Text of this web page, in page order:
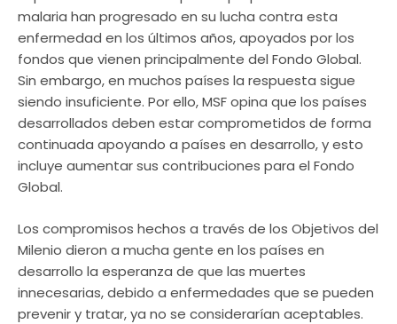
malaria han progresado en su lucha contra esta
enfermedad en los últimos años, apoyados por los
fondos que vienen principalmente del Fondo Global.
Sin embargo, en muchos países la respuesta sigue
siendo insuficiente. Por ello, MSF opina que los países
desarrollados deben estar comprometidos de forma
continuada apoyando a países en desarrollo, y esto
incluye aumentar sus contribuciones para el Fondo
Global.
Los compromisos hechos a través de los Objetivos del
Milenio dieron a mucha gente en los países en
desarrollo la esperanza de que las muertes
innecesarias, debido a enfermedades que se pueden
prevenir y tratar, ya no se considerarían aceptables.